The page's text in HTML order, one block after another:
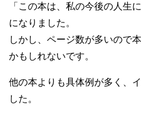
「この本は、私の今後の人生
になりました。
しかし、ページ数が多いので
かもしれないです。
他の本よりも具体例が多く、
した。